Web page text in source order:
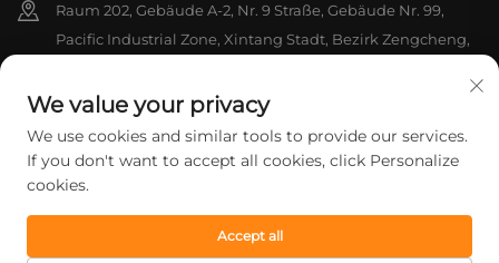
Raum 202, Gebäude A-2, Nr. 9 Straße, Gebäude Nr. 99,
Pacific Industrial Zone, Xintang Stadt, Bezirk Zengcheng,
+86-18925142858
[email protected]
Urheberrecht © 2026 Guangzhou Shunhong Printing Co., Ltd. Alle
Rechte vorbehalten. Datenschutzrichtlinie
We value your privacy
We use cookies and similar tools to provide our services.
If you don't want to accept all cookies, click Personalize
cookies.
Accept all